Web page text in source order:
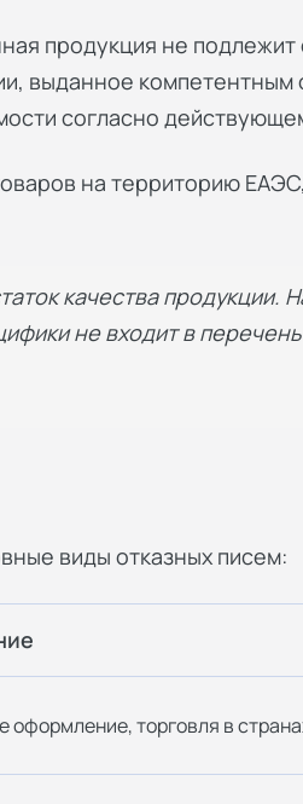
продукция не подлежит
, выданное компетентным
согласно
на территорию
качества продукции.
не входит в
виды отказных писем:
оформление, торговля в